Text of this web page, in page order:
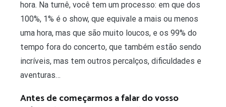
hora. Na turnê, você tem um processo: em que dos
100%, 1% é o show, que equivale a mais ou menos
uma hora, mas que são muito loucos, e os 99% do
tempo fora do concerto, que também estão sendo
incríveis, mas tem outros percalços, dificuldades e
aventuras…
Antes de começarmos a falar do vosso